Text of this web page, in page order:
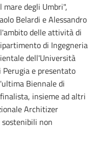
degli Umbri",
Belardi e Alessandro
delle attività di
di Ingegneria
dell'Università
e presentato
Biennale di
insieme ad altri
Architizer
non